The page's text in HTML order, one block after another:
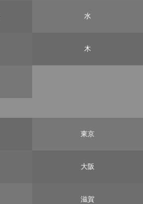
水
木
東京
大阪
滋賀